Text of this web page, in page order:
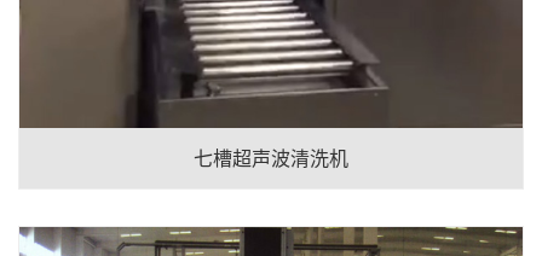
七槽超声波清洗机